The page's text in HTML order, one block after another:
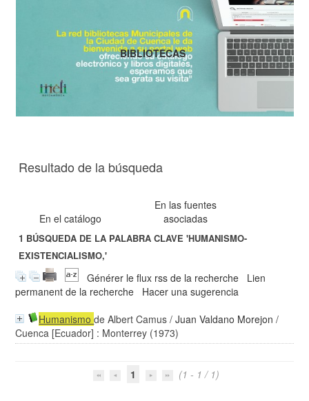
Resultado de la búsqueda
En el catálogo
En las fuentes
asociadas
1 BÚSQUEDA DE LA PALABRA CLAVE'HUMANISMO-
EXISTENCIALISMO,'
Générer le flux rss de la recherche
Lien
permanent de la recherche
Hacer una sugerencia
Humanismode Albert Camus /Juan Valdano Morejon /
Cuenca [Ecuador] : Monterrey (1973)
1 (1 - 1 / 1)
BIBLIOTECAS